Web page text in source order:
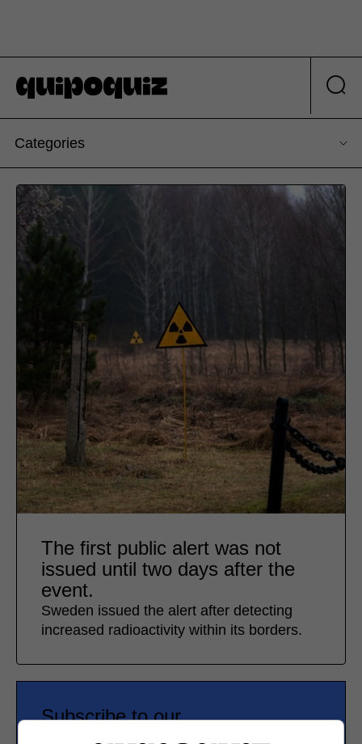
Categories
The first public alert was not
issued until two days after the
event.
Sweden issued the alert after detecting
increased radioactivity within its borders.
Subscribe to our